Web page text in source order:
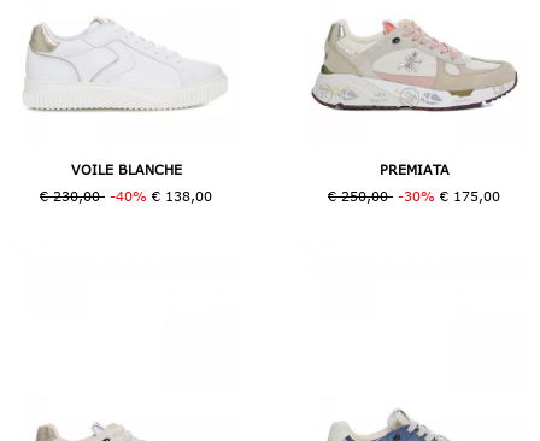
VOILE BLANCHE
€ 230,00 -40% € 138,00
PREMIATA
€ 250,00 -30% € 175,00